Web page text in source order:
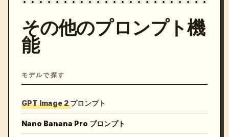
その他のプロンプト機
能
モデルで探す
GPT Image 2 プロンプト
Nano Banana Pro プロンプト